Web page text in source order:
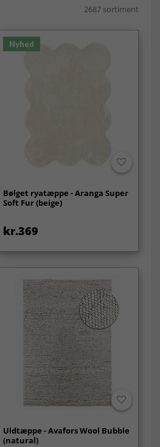
2687 sortiment
Nyhed
Bølget ryatæppe - Aranga Super
Soft Fur (beige)
kr.369
Uldtæppe - Avafors Wool Bubble
(natural)